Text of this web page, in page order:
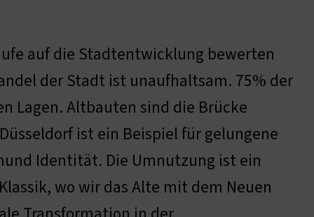
auf die Stadtentwicklung bewerten
der Stadt ist unaufhaltsam. 75% der
Lagen. Altbauten sind die Brücke
ist ein Beispiel für gelungene
Identität. Die Umnutzung ist ein
wo wir das Alte mit dem Neuen